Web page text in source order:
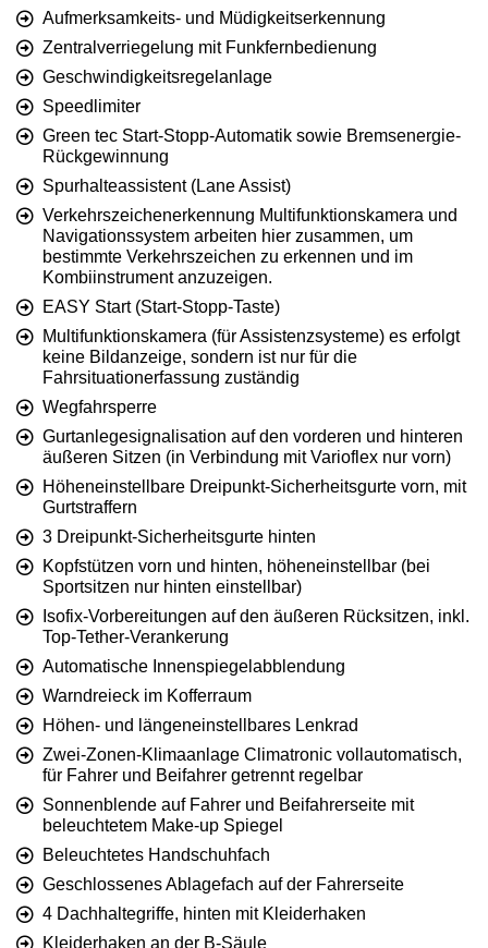
Aufmerksamkeits- und Müdigkeitserkennung
Zentralverriegelung mit Funkfernbedienung
Geschwindigkeitsregelanlage
Speedlimiter
Green tec Start-Stopp-Automatik sowie Bremsenergie-
Rückgewinnung
Spurhalteassistent (Lane Assist)
Verkehrszeichenerkennung Multifunktionskamera und
Navigationssystem arbeiten hier zusammen, um
bestimmte Verkehrszeichen zu erkennen und im
Kombiinstrument anzuzeigen.
EASY Start (Start-Stopp-Taste)
Multifunktionskamera (für Assistenzsysteme) es erfolgt
keine Bildanzeige, sondern ist nur für die
Fahrsituationerfassung zuständig
Wegfahrsperre
Gurtanlegesignalisation auf den vorderen und hinteren
äußeren Sitzen (in Verbindung mit Varioflex nur vorn)
Höheneinstellbare Dreipunkt-Sicherheitsgurte vorn, mit
Gurtstraffern
3 Dreipunkt-Sicherheitsgurte hinten
Kopfstützen vorn und hinten, höheneinstellbar (bei
Sportsitzen nur hinten einstellbar)
Isofix-Vorbereitungen auf den äußeren Rücksitzen, inkl.
Top-Tether-Verankerung
Automatische Innenspiegelabblendung
Warndreieck im Kofferraum
Höhen- und längeneinstellbares Lenkrad
Zwei-Zonen-Klimaanlage Climatronic vollautomatisch,
für Fahrer und Beifahrer getrennt regelbar
Sonnenblende auf Fahrer und Beifahrerseite mit
beleuchtetem Make-up Spiegel
Beleuchtetes Handschuhfach
Geschlossenes Ablagefach auf der Fahrerseite
4 Dachhaltegriffe, hinten mit Kleiderhaken
Kleiderhaken an der B-Säule